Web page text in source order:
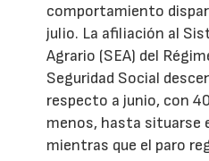
comportamiento
julio. La afiliación al
Agrario (SEA) del
Seguridad Social
respecto a junio, con
menos, hasta situarse
mientras que el paro